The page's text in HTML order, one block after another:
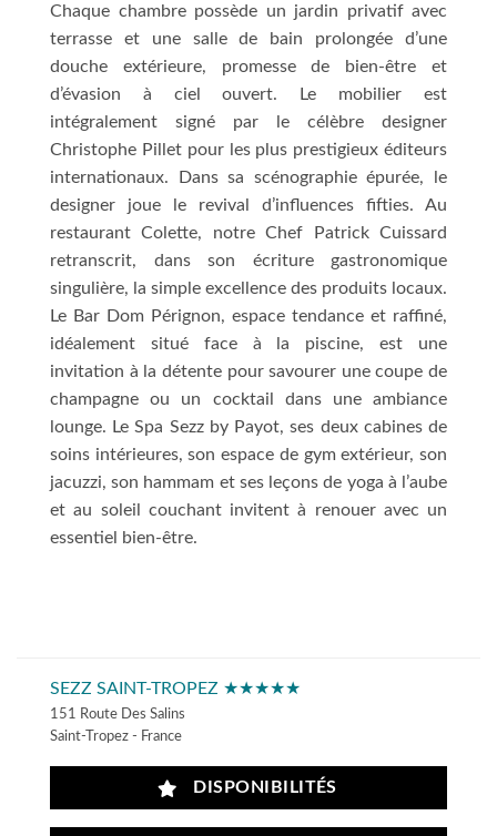
Chaque chambre possède un jardin privatif avec
terrasse et une salle de bain prolongée d’une
douche extérieure, promesse de bien-être et
d’évasion à ciel ouvert. Le mobilier est
intégralement signé par le célèbre designer
Christophe Pillet pour les plus prestigieux éditeurs
internationaux. Dans sa scénographie épurée, le
designer joue le revival d’influences fifties. Au
restaurant Colette, notre Chef Patrick Cuissard
retranscrit, dans son écriture gastronomique
singulière, la simple excellence des produits locaux.
Le Bar Dom Pérignon, espace tendance et raffiné,
idéalement situé face à la piscine, est une
invitation à la détente pour savourer une coupe de
champagne ou un cocktail dans une ambiance
lounge. Le Spa Sezz by Payot, ses deux cabines de
soins intérieures, son espace de gym extérieur, son
jacuzzi, son hammam et ses leçons de yoga à l’aube
et au soleil couchant invitent à renouer avec un
essentiel bien-être.
SEZZ SAINT-TROPEZ ★★★★★
151 Route Des Salins
Saint-Tropez - France
DISPONIBILITÉS